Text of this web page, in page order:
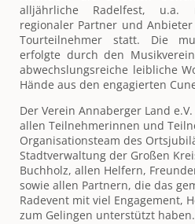
alljährliche Radelfest, u.a.
regionaler Partner und
Tourteilnehmer statt. Die
erfolgte durch den
abwechslungsreiche leibliche
Hände aus den engagierten
Der Verein Annaberger Land
allen Teilnehmerinnen und
Organisationsteam des
Stadtverwaltung der Großen
Buchholz, allen Helfern,
sowie allen Partnern, die das
Radevent mit viel Engagement,
zum Gelingen unterstützt haben.